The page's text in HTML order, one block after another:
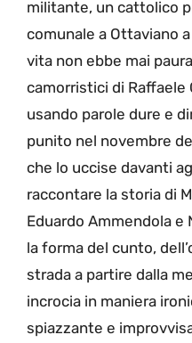
militante, un cattolico
comunale a Ottaviano
vita non ebbe mai
camorristici di Raffaele
usando parole dure e
punito nel novembre
che lo uccise davanti
raccontare la storia di
Eduardo Ammendola e
la forma del cunto,
strada a partire dalla
incrocia in maniera
spiazzante e